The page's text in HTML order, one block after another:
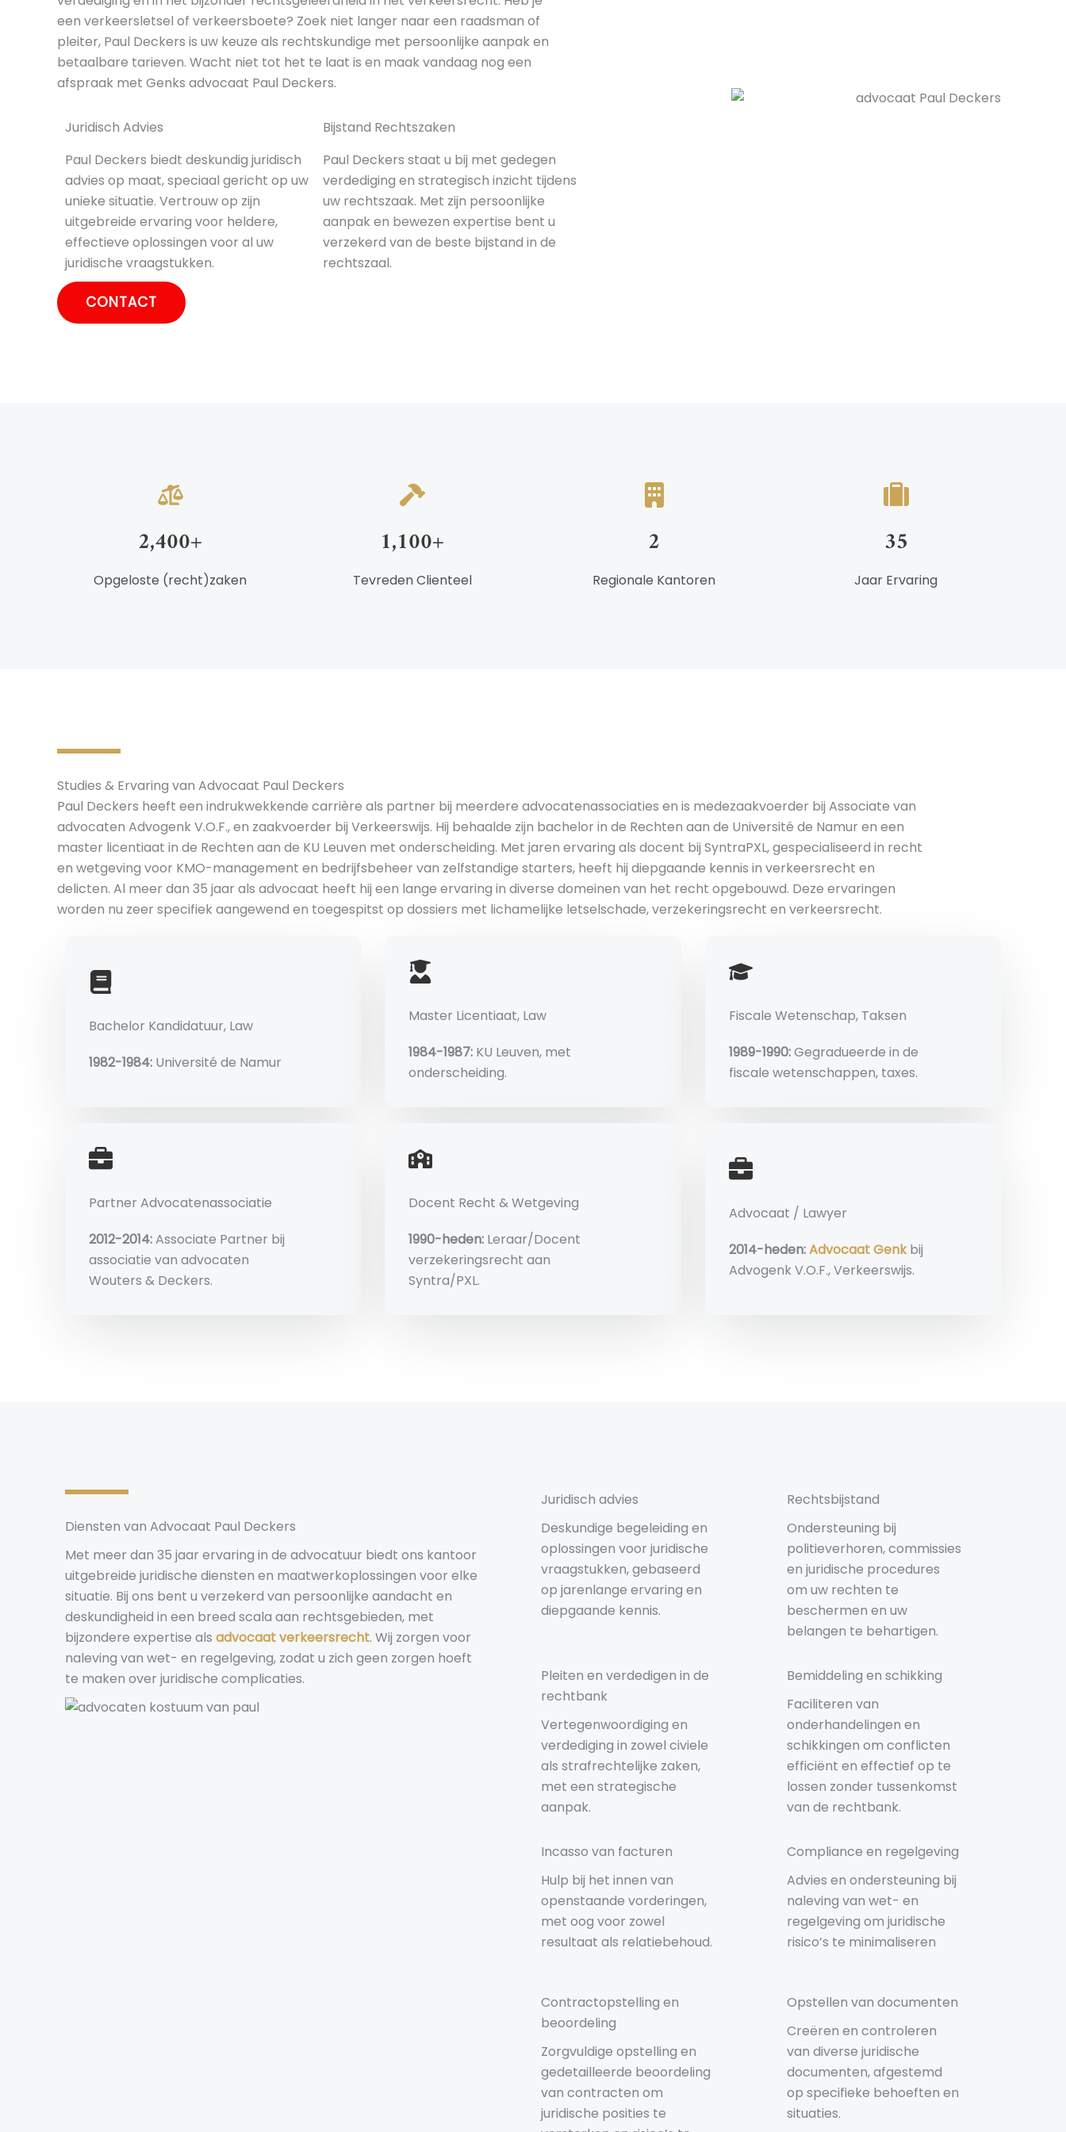
een verkeersletsel of verkeersboete? Zoek niet langer naar een raadsman of
pleiter, Paul Deckers is uw keuze als rechtskundige met persoonlijke aanpak en
betaalbare tarieven. Wacht niet tot het te laat is en maak vandaag nog een
afspraak met Genks advocaat Paul Deckers.
Juridisch Advies
Paul Deckers biedt deskundig juridisch
advies op maat, speciaal gericht op uw
unieke situatie. Vertrouw op zijn
uitgebreide ervaring voor heldere,
effectieve oplossingen voor al uw
juridische vraagstukken.
Bijstand Rechtszaken
Paul Deckers staat u bij met gedegen
verdediging en strategisch inzicht tijdens
uw rechtszaak. Met zijn persoonlijke
aanpak en bewezen expertise bent u
verzekerd van de beste bijstand in de
rechtszaal.
CONTACT
2,400+
Opgeloste (recht)zaken
1,100+
Tevreden Clienteel
2
Regionale Kantoren
35
Jaar Ervaring
Studies & Ervaring van Advocaat Paul Deckers
Paul Deckers heeft een indrukwekkende carrière als partner bij meerdere advocatenassociaties en is medezaakvoerder bij Associate van
advocaten Advogenk V.O.F., en zaakvoerder bij Verkeerswijs. Hij behaalde zijn bachelor in de Rechten aan de Université de Namur en een
master licentiaat in de Rechten aan de KU Leuven met onderscheiding. Met jaren ervaring als docent bij SyntraPXL, gespecialiseerd in recht
en wetgeving voor KMO-management en bedrijfsbeheer van zelfstandige starters, heeft hij diepgaande kennis in verkeersrecht en
delicten. Al meer dan 35 jaar als advocaat heeft hij een lange ervaring in diverse domeinen van het recht opgebouwd. Deze ervaringen
worden nu zeer specifiek aangewend en toegespitst op dossiers met lichamelijke letselschade, verzekeringsrecht en verkeersrecht.
Bachelor Kandidatuur, Law
1982-1984: Université de Namur
Master Licentiaat, Law
1984-1987: KU Leuven, met
onderscheiding.
Fiscale Wetenschap, Taksen
1989-1990:Gegradueerde in de
fiscale wetenschappen, taxes.
Partner Advocatenassociatie
2012-2014:Associate Partner bij
associatie van advocaten
Wouters & Deckers.
Docent Recht & Wetgeving
1990-heden: Leraar/Docent
verzekeringsrecht aan
Syntra/PXL.
Advocaat / Lawyer
2014-heden:Advocaat Genkbij
Advogenk V.O.F., Verkeerswijs.
Diensten van Advocaat Paul Deckers
Met meer dan 35 jaar ervaring in de advocatuur biedt ons kantoor
uitgebreide juridische diensten en maatwerkoplossingen voor elke
situatie. Bij ons bent u verzekerd van persoonlijke aandacht en
deskundigheid in een breed scala aan rechtsgebieden, met
bijzondere expertise als advocaat verkeersrecht. Wij zorgen voor
naleving van wet- en regelgeving, zodat u zich geen zorgen hoeft
te maken over juridische complicaties.
Juridisch advies
Deskundige begeleiding en
oplossingen voor juridische
vraagstukken, gebaseerd
op jarenlange ervaring en
diepgaande kennis.
Rechtsbijstand
Ondersteuning bij
politieverhoren, commissies
en juridische procedures
om uw rechten te
beschermen en uw
belangen te behartigen.
Pleiten en verdedigen in de
rechtbank
Vertegenwoordiging en
verdediging in zowel civiele
als strafrechtelijke zaken,
met een strategische
aanpak.
Bemiddeling en schikking
Faciliteren van
onderhandelingen en
schikkingen om conflicten
efficiënt en effectief op te
lossen zonder tussenkomst
van de rechtbank.
Incasso van facturen
Hulp bij het innen van
openstaande vorderingen,
met oog voor zowel
resultaat als relatiebehoud.
Compliance en regelgeving
Advies en ondersteuning bij
naleving van wet- en
regelgeving om juridische
risico’s te minimaliseren
Contractopstelling en
beoordeling
Zorgvuldige opstelling en
gedetailleerde beoordeling
van contracten om
juridische posities te
Opstellen van documenten
Creëren en controleren
van diverse juridische
documenten, afgestemd
op specifieke behoeften en
situaties.